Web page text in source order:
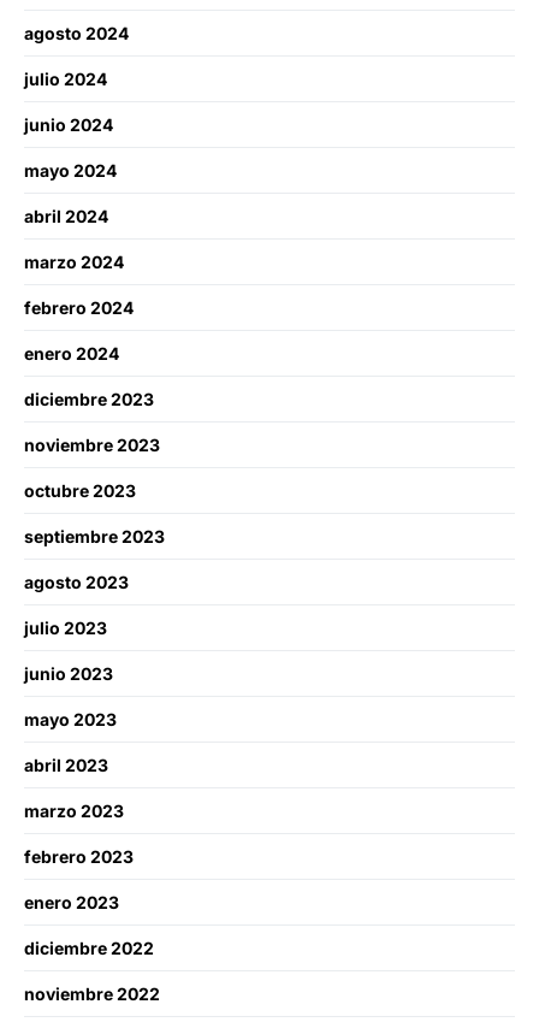
agosto 2024
julio 2024
junio 2024
mayo 2024
abril 2024
marzo 2024
febrero 2024
enero 2024
diciembre 2023
noviembre 2023
octubre 2023
septiembre 2023
agosto 2023
julio 2023
junio 2023
mayo 2023
abril 2023
marzo 2023
febrero 2023
enero 2023
diciembre 2022
noviembre 2022